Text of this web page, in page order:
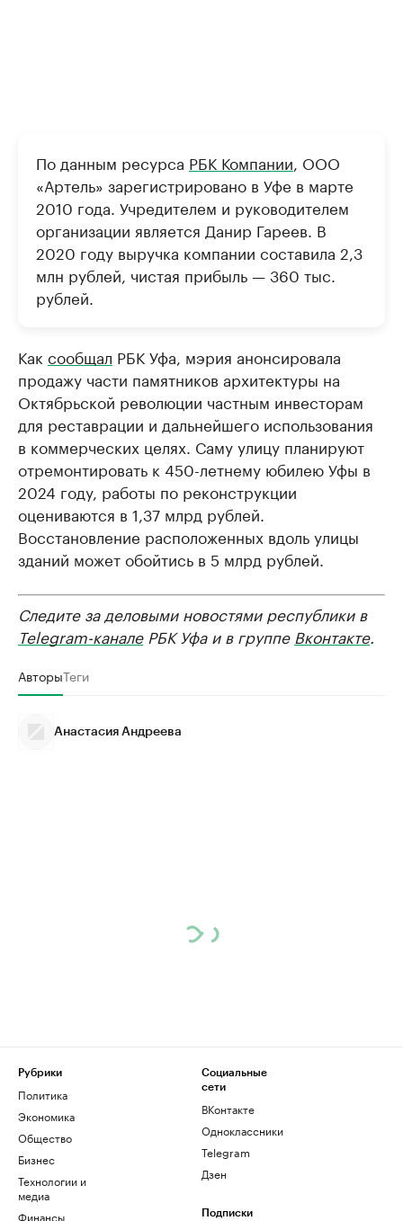
По данным ресурса РБК Компании, ООО
«Артель» зарегистрировано в Уфе в марте
2010 года. Учредителем и руководителем
организации является Данир Гареев. В
2020 году выручка компании составила 2,3
млн рублей, чистая прибыль — 360 тыс.
рублей.
Как сообщал РБК Уфа, мэрия анонсировала
продажу части памятников архитектуры на
Октябрьской революции частным инвесторам
для реставрации и дальнейшего использования
в коммерческих целях. Саму улицу планируют
отремонтировать к 450-летнему юбилею Уфы в
2024 году, работы по реконструкции
оцениваются в 1,37 млрд рублей.
Восстановление расположенных вдоль улицы
зданий может обойтись в 5 млрд рублей.
Следите за деловыми новостями республики в
Telegram-каналеРБК Уфа и в группе Вконтакте.
АвторыТеги
Анастасия Андреева
Рубрики
Политика
Экономика
Общество
Бизнес
Технологии и
медиа
Финансы
Социальные
сети
ВКонтакте
Одноклассники
Telegram
Дзен
Подписки